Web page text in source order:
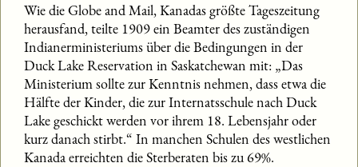
Wie die Globe and Mail, Kanadas größte Tageszeitung
herausfand, teilte 1909 ein Beamter des zuständigen
Indianerministeriums über die Bedingungen in der
Duck Lake Reservation in Saskatchewan mit: „Das
Ministerium sollte zur Kenntnis nehmen, dass etwa die
Hälfte der Kinder, die zur Internatsschule nach Duck
Lake geschickt werden vor ihrem 18. Lebensjahr oder
kurz danach stirbt.“ In manchen Schulen des westlichen
Kanada erreichten die Sterberaten bis zu 69%.